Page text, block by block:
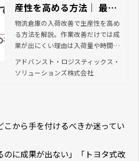
産性を高める方法｜ 最優
先で取り組むべきは「入
荷の平準化」 | アドバンス
ト・ロジスティックス・
ソリューションズ株式会
物流倉庫の入荷改善で生産性を高め
る方法を解説。作業改善だけでは成
果が出にくい理由は入荷量や時間帯
き入荷の平準化の考え方と進め方を
紹介します。
アドバンスト・ロジスティックス・
ソリューションズ株式会社
から手を付けるべきか迷ってい
のに成果が出ない」「トヨタ式改